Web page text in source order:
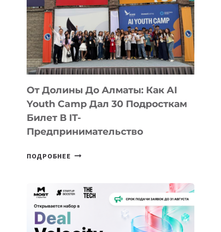
От Долины До Алматы: Как AI
Youth Camp Дал 30 Подросткам
Билет В IT-
Предпринимательство
ПОДРОБНЕЕ ОТ
АЛМАТЫ:
КАК
AI
YOUTH